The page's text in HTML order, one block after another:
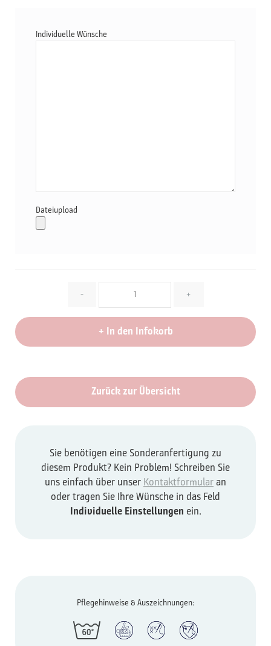
Individuelle Wünsche
Dateiupload
- +
+ In den Infokorb
Zurück zur Übersicht
Sie benötigen eine Sonderanfertigung zu
diesem Produkt? Kein Problem! Schreiben Sie
uns einfach über unser Kontaktformular an
oder tragen Sie Ihre Wünsche in das Feld
Individuelle Einstellungen ein.
Pflegehinweise & Auszeichnungen: